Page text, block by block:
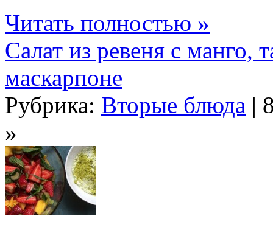
Читать полностью »
Салат из ревеня с манго,
маскарпоне
Рубрика: Вторые блюда |
»